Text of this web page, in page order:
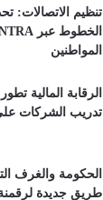
تنظيم الاتصالات:
المواطنين
الرقابة المالية
تدريب الشركات
الحكومة والغرف
طريق جديدة